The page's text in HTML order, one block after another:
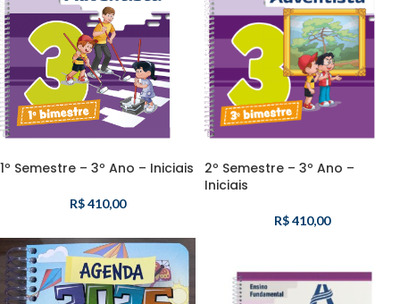
1º Semestre – 3º Ano – Iniciais
R$410,00
2º Semestre – 3º Ano –
Iniciais
R$410,00